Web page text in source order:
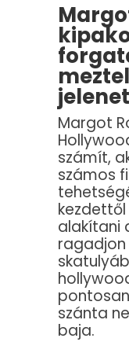
Margot
számít,
számos
alakítani
ragadjon
szánta
baja.